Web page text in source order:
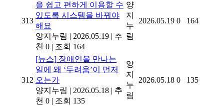
313
을 쉽고 편하게 이용할 수
있도록 시스템을 바꿔야
해요
양지누림 | 2026.05.19 | 추
천 0 | 조회 164
양
지
누
림
2026.05.19 0 164
312
[뉴스] 장애인을 만나는
일에 왜 ‘두려움’이 먼저
오는가
양지누림 | 2026.05.18 | 추
천 0 | 조회 135
양
지
누
림
2026.05.18 0 135